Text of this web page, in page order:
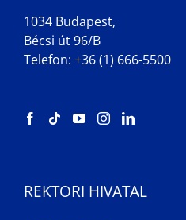
1034 Budapest,
Bécsi út 96/B
Telefon: +36 (1) 666-5500
REKTORI HIVATAL